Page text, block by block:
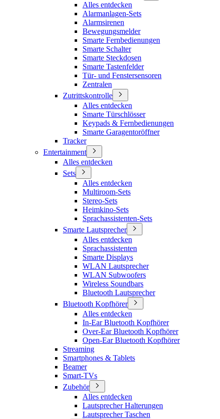
Alles entdecken
Alarmanlagen-Sets
Alarmsirenen
Bewegungsmelder
Smarte Fernbedienungen
Smarte Schalter
Smarte Steckdosen
Smarte Tastenfelder
Tür- und Fenstersensoren
Zentralen
Zutrittskontrolle
Alles entdecken
Smarte Türschlösser
Keypads & Fernbedienungen
Smarte Garagentoröffner
Tracker
Entertainment
Alles entdecken
Sets
Alles entdecken
Multiroom-Sets
Stereo-Sets
Heimkino-Sets
Sprachassistenten-Sets
Smarte Lautsprecher
Alles entdecken
Sprachassistenten
Smarte Displays
WLAN Lautsprecher
WLAN Subwoofers
Wireless Soundbars
Bluetooth Lautsprecher
Bluetooth Kopfhörer
Alles entdecken
In-Ear Bluetooth Kopfhörer
Over-Ear Bluetooth Kopfhörer
Open-Ear Bluetooth Kopfhörer
Streaming
Smartphones & Tablets
Beamer
Smart-TVs
Zubehör
Alles entdecken
Lautsprecher Halterungen
Lautsprecher Taschen